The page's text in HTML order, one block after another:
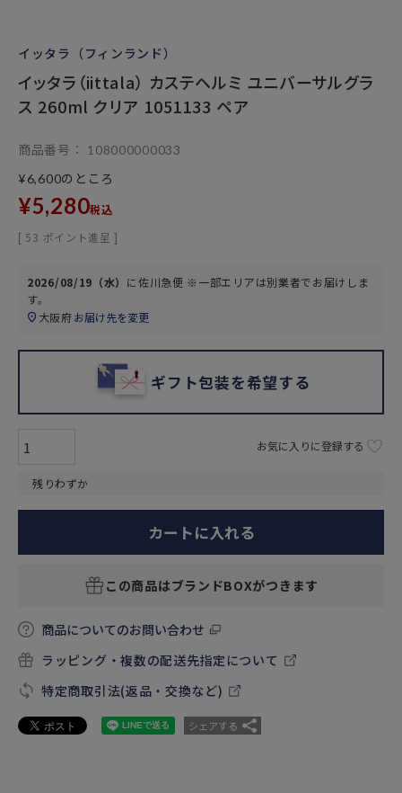
イッタラ（フィンランド）
イッタラ（iittala） カステヘルミ ユニバーサルグラ
ス 260ml クリア 1051133 ペア
商品番号
108000000033
¥6,600のところ
¥5,280税込
[ 53 ポイント進呈 ]
2026/08/19（水） に佐川急便 ※一部エリアは別業者でお届けしま
す。
大阪府お届け先を変更
ギフト包装を希望する
残りわずか
お気に入りに登録する
カートに入れる
この商品はブランドBOXがつきます
商品についてのお問い合わせ
ラッピング・複数の配送先指定について
特定商取引法(返品・交換など)
シェアする